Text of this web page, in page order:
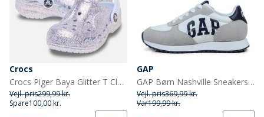
Crocs
Crocs Piger Baya Glitter T Clogs Dreamscape
Vejl. pris299,99 kr.
Spare100,00 kr.
GAP
GAP Børn Nashville Sneakers Hvid
Vejl. pris369,99 kr.
Var199,99 kr.